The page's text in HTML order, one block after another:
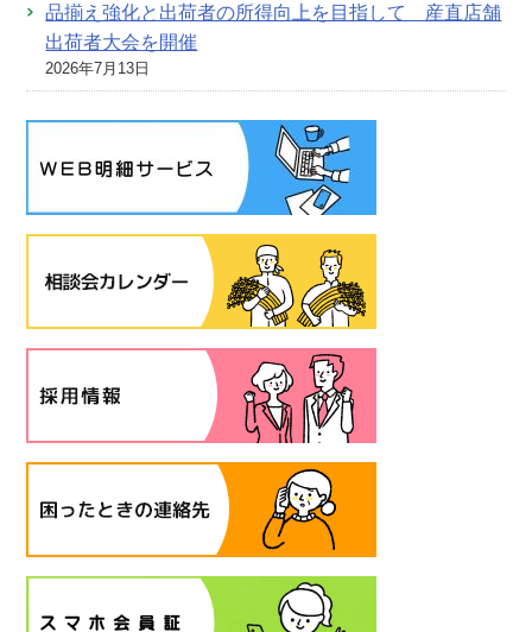
品揃え強化と出荷者の所得向上を目指して 産直店舗
出荷者大会を開催
2026年7月13日